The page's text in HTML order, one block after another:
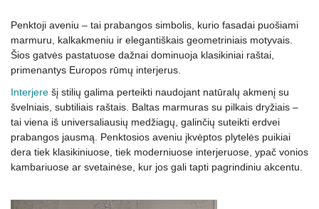
Penktoji aveniu – tai prabangos simbolis, kurio fasadai puošiami
marmuru, kalkakmeniu ir elegantiškais geometriniais motyvais.
Šios gatvės pastatuose dažnai dominuoja klasikiniai raštai,
primenantys Europos rūmų interjerus.
Interjere šį stilių galima perteikti naudojant natūralų akmenį su
švelniais, subtiliais raštais. Baltas marmuras su pilkais dryžiais –
tai viena iš universaliausių medžiagų, galinčių suteikti erdvei
prabangos jausmą. Penktosios aveniu įkvėptos plytelės puikiai
dera tiek klasikiniuose, tiek moderniuose interjeruose, ypač vonios
kambariuose ar svetainėse, kur jos gali tapti pagrindiniu akcentu.